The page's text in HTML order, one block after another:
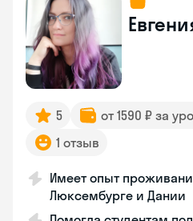
5 от 1590 ₽ за
1 отзыв
Имеет опыт
Люксембурге и Дании